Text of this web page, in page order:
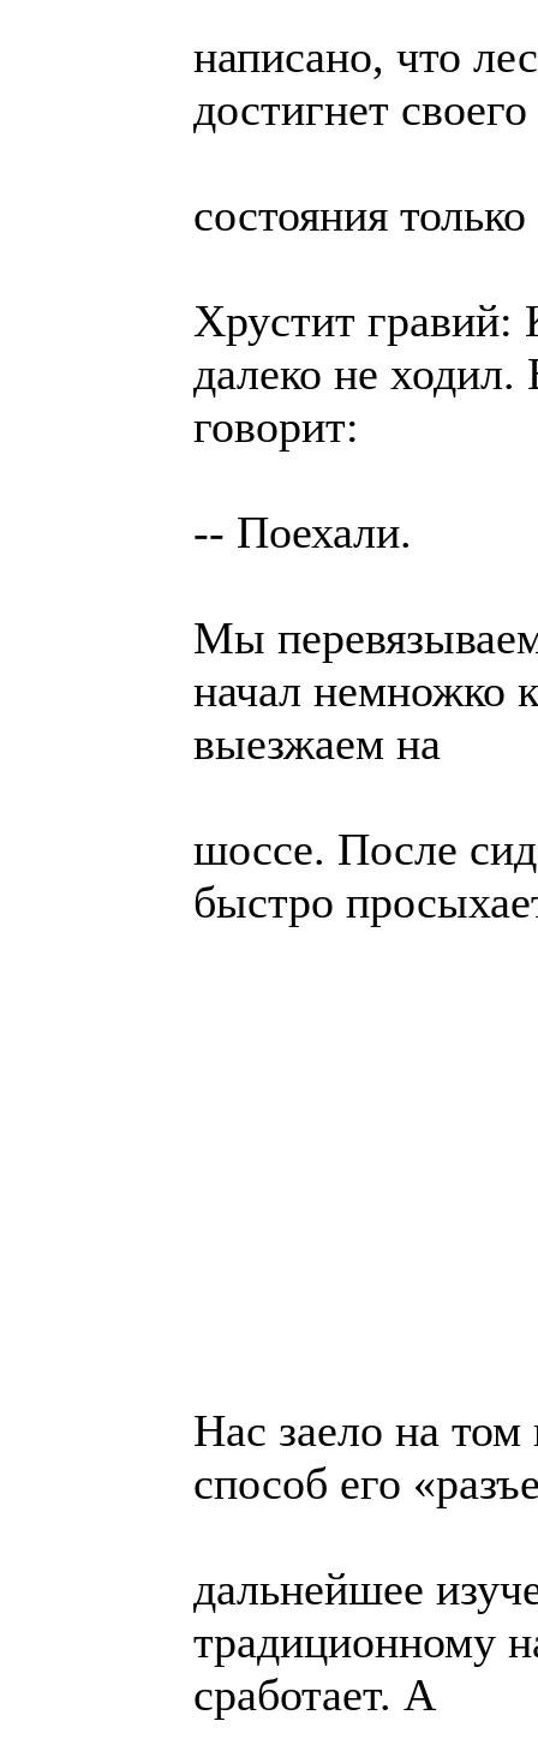
написано, что
достигнет
состояния
Хрустит гравий:
далеко не
говорит:
-- Поехали.
Мы
начал немножко
выезжаем на
шоссе. После
быстро
Нас заело на
способ его
дальнейшее
традиционному
сработает. А